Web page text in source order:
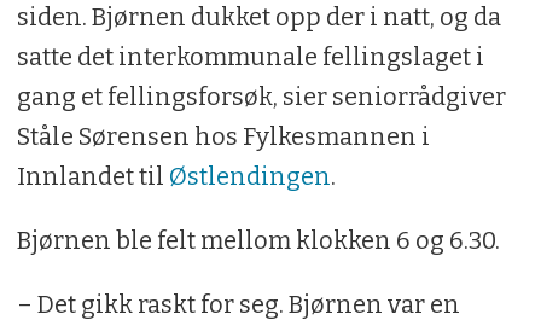
siden. Bjørnen dukket opp der i natt, og da
satte det interkommunale fellingslaget i
gang et fellingsforsøk, sier seniorrådgiver
Ståle Sørensen hos Fylkesmannen i
Innlandet til Østlendingen.
Bjørnen ble felt mellom klokken 6 og 6.30.
– Det gikk raskt for seg. Bjørnen var en